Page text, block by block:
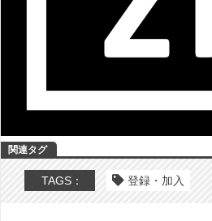
TAGS： 登録・加入